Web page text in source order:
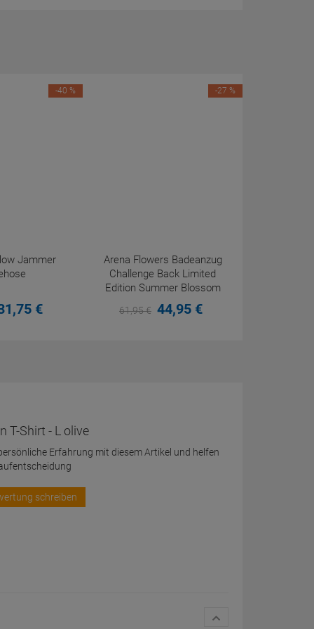
Jammer
75 €
-40 %
Arena Flowers Badeanzug
Challenge Back Limited
Edition Summer Blossom
61,95€ 44,95 €
-27 %
T-Shirt - L olive
Erfahrung mit diesem Artikel und helfen
schreiben